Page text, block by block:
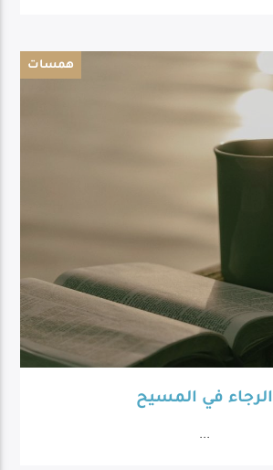
همسات
الرجاء في المسيح
...